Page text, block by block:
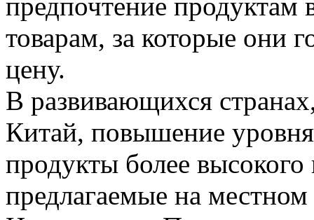
товарам, за которые они
цену.
В развивающихся
Китай, повышение
продукты более
предлагаемые на